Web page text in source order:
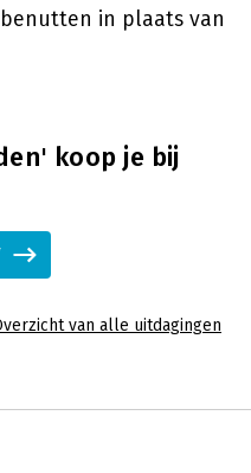
in plaats van
koop je bij
van alle uitdagingen